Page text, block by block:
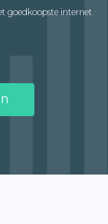
goedkoopste internet